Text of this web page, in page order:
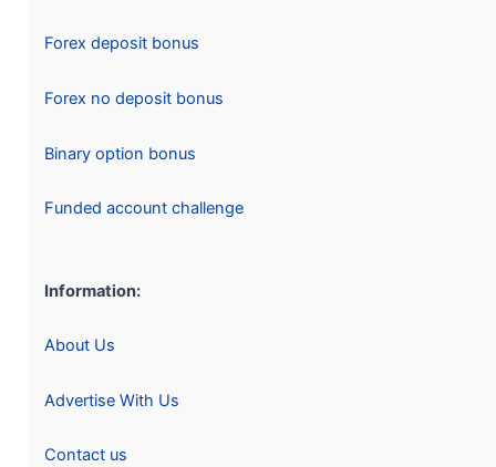
Forex deposit bonus
Forex no deposit bonus
Binary option bonus
Funded account challenge
Information:
About Us
Advertise With Us
Contact us